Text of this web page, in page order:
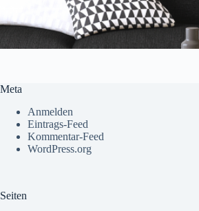
Meta
Anmelden
Eintrags-Feed
Kommentar-Feed
WordPress.org
Seiten